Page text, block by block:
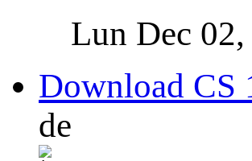
Lun Dec
Download CS
de